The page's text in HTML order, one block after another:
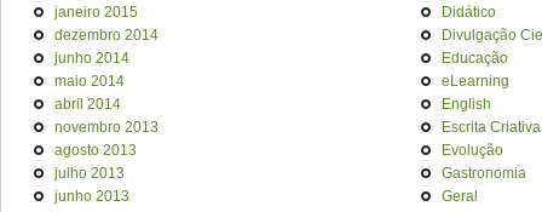
janeiro 2015
dezembro 2014
junho 2014
maio 2014
abril 2014
novembro 2013
agosto 2013
julho 2013
junho 2013
Didático
Divulgação
Educação
eLearning
English
Escrita Criativa
Evolução
Gastronomia
Geral